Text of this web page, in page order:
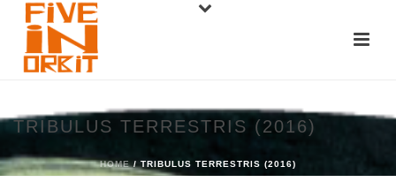
TRIBULUS TERRESTRIS (2016)
HOME/ TRIBULUS TERRESTRIS (2016)